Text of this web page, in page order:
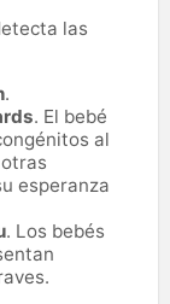
las
.
. El bebé
al
esperanza
. Los bebés